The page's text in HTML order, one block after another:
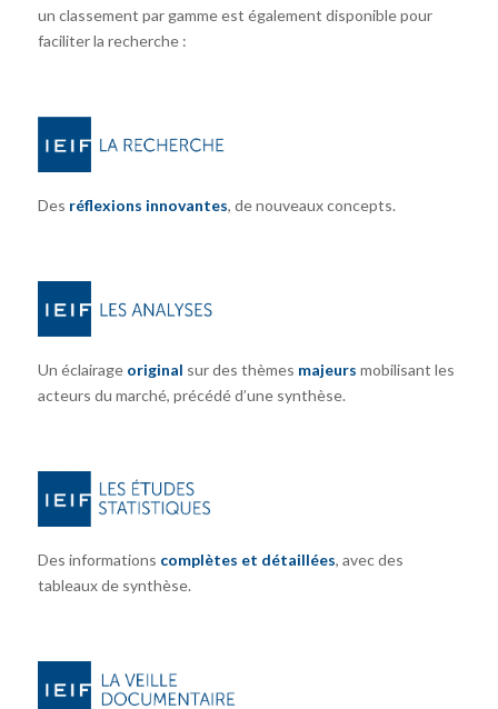
un classement par gamme est également disponible pour
faciliter la recherche :
Des réflexions innovantes, de nouveaux concepts.
Un éclairage original sur des thèmes majeurs mobilisant les
acteurs du marché, précédé d’une synthèse.
Des informations complètes et détaillées, avec des
tableaux de synthèse.